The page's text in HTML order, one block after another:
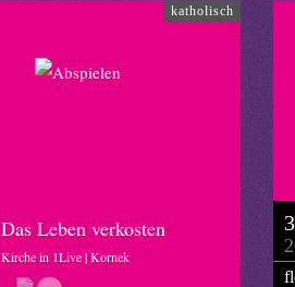
katholisch
Das Leben verkosten
Kirche in 1Live | Kornek